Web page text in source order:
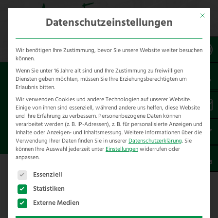
Sie sind hier:Referenzen
*produkt
*geflecht
TENNESSEEZAUN MIT
MULTIUSENET FÜR PFERDE IN
BAD OEYNHAUSEN
Tennesseezaun mit MultiUseNet für
Pferde in Bad Oeynhausen
Mit
Datenschutzeinstellungen
Wir benötigen Ihre Zustimmung, bevor Sie unsere Website weiter besuchen
können.
Wenn Sie unter 16 Jahre alt sind und Ihre Zustimmung zu freiwilligen
Diensten geben möchten, müssen Sie Ihre Erziehungsberechtigten um
Erlaubnis bitten.
Wir verwenden Cookies und andere Technologien auf unserer Website.
Einige von ihnen sind essenziell, während andere uns helfen, diese Website
und Ihre Erfahrung zu verbessern. Personenbezogene Daten können
verarbeitet werden (z. B. IP-Adressen), z. B. für personalisierte Anzeigen und
Inhalte oder Anzeigen- und Inhaltsmessung.Weitere Informationen über die
Verwendung Ihrer Daten finden Sie in unsererDatenschutzerklärung. Sie
können Ihre Auswahl jederzeit unterEinstellungenwiderrufen oder
anpassen.
Es folgt eine Liste der Service-Gruppen, für die eine
Essenziell
Statistiken
Externe Medien